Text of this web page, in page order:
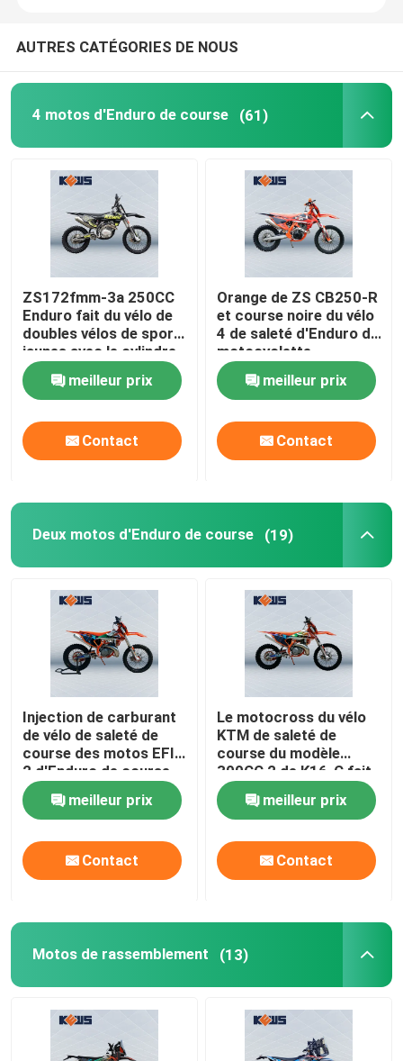
AUTRES CATÉGORIES DE NOUS
4 motos d'Enduro de course (61)
ZS172fmm-3a 250CC
Enduro fait du vélo de
doubles vélos de sport
jaunes avec le cylindre
simple
meilleur prix
Contact
Orange de ZS CB250-R
et course noire du vélo
4 de saleté d'Enduro de
motocyclette
meilleur prix
Contact
Deux motos d'Enduro de course (19)
Injection de carburant
de vélo de saleté de
course des motos EFI
2 d'Enduro de course
de Kews deux
meilleur prix
Contact
Le motocross du vélo
KTM de saleté de
course du modèle
300CC 2 de K16-C fait
du vélo l'ODM
meilleur prix
Contact
Motos de rassemblement (13)